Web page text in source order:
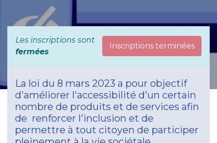
Les inscriptions sont
fermées
Inscriptions terminées
La loi du 8 mars 2023 a pour objectif
d'améliorer l'accessibilité d'un certain
nombre de produits et de services afin
de renforcer l'inclusion et de
permettre à tout citoyen de participer